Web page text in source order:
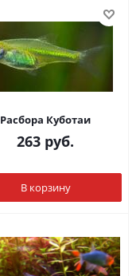
Расбора Куботаи
263 руб.
В корзину